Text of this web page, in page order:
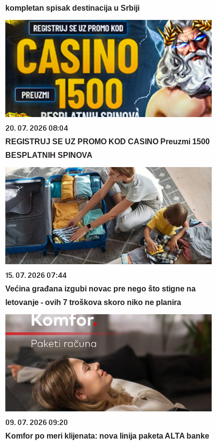
kompletan spisak destinacija u Srbiji
20. 07. 2026 08:04
REGISTRUJ SE UZ PROMO KOD CASINO Preuzmi 1500
BESPLATNIH SPINOVA
15. 07. 2026 07:44
Većina građana izgubi novac pre nego što stigne na
letovanje - ovih 7 troškova skoro niko ne planira
09. 07. 2026 09:20
Komfor po meri klijenata: nova linija paketa ALTA banke